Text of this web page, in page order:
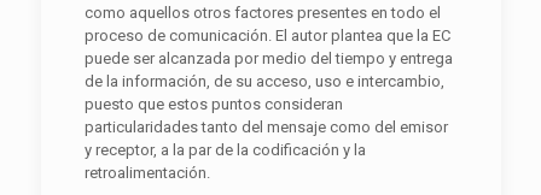
como aquellos otros factores presentes en todo el
proceso de comunicación. El autor plantea que la EC
puede ser alcanzada por medio del tiempo y entrega
de la información, de su acceso, uso e intercambio,
puesto que estos puntos consideran
particularidades tanto del mensaje como del emisor
y receptor, a la par de la codificación y la
retroalimentación.